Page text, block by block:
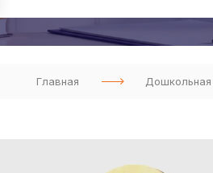
Главная